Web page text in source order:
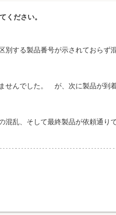
ください。
別する製品番号が示されておらず
せんでした。 が、次に製品が到
乱、そして最終製品が依頼通り